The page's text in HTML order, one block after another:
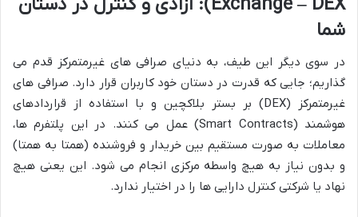
شما
در سوی دیگر این طیف، به دنیای صرافی های غیرمتمرکز قدم می
گذاریم؛ جایی که قدرت در دستان خود کاربران قرار دارد. صرافی های
غیرمتمرکز (DEX) بر بستر بلاکچین و با استفاده از قراردادهای
هوشمند (Smart Contracts) عمل می کنند. در این پلتفرم ها،
معاملات به صورت مستقیم بین خریدار و فروشنده (همتا به همتا)
و بدون نیاز به هیچ واسطه مرکزی انجام می شود. این یعنی هیچ
نهاد یا شرکتی کنترل دارایی ها را در اختیار ندارد.